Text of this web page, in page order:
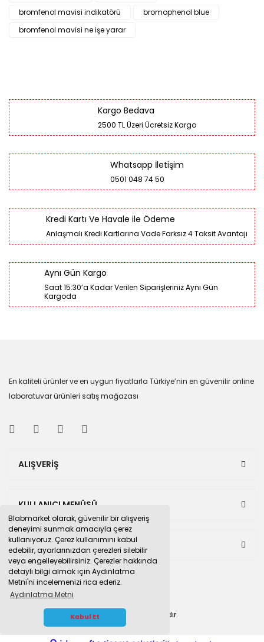
Blabmarket olarak, güvenilir bir alışveriş
deneyimi sunmak amacıyla çerez
kullanıyoruz. Çerez kullanımını kabul
edebilir, ayarlarınızdan çerezleri silebilir
veya engelleyebilirsiniz. Çerezler hakkında
detaylı bilgi almak için Aydınlatma
Metni'ni incelemenizi rica ederiz.
Aydınlatma Metni
Kabul Et
bromfenol mavisi indikatörü
bromophenol blue
bromfenol mavisi ne işe yarar
Kargo Bedava
2500 TL Üzeri Ücretsiz Kargo
Whatsapp İletişim
0501 048 74 50
Kredi Kartı Ve Havale ile Ödeme
Anlaşmalı Kredi Kartlarına Vade Farksız 4 Taksit Avantajı
Aynı Gün Kargo
Saat 15:30’a Kadar Verilen Siparişleriniz Aynı Gün
Kargoda
En kaliteli ürünler ve en uygun fiyatlarla Türkiye’nin en güvenilir online
laboratuvar ürünleri satış mağazası
ALIŞVERİŞ
KULLANICI MENÜSÜ
BULUNDUĞUMUZ PAZAR YERLERİ
blabmarket.com Tüm hakları saklıdır.
WHATSAPP İLETİŞİM